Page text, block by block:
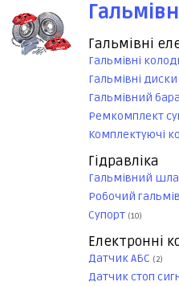
Гальмівні
Гальмівні
Гальмівні диски
Гальмівний
Ремкомплект
Комплектуючі
Гідравліка
Гальмівний
Робочий
Супорт (10)
Електронні
Датчик АБС (2)
Датчик стоп